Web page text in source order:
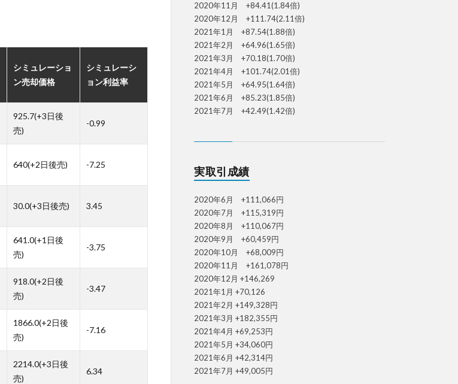
シミュレーショ
ン売却価格
シミュレーシ
ョン利益率
925.7(+3日後
売)
-0.99
640(+2日後売) -7.25
30.0(+3日後売) 3.45
641.0(+1日後
売)
-3.75
918.0(+2日後
売)
-3.47
1866.0(+2日後
売)
-7.16
2214.0(+3日後
売)
6.34
2020年11月 +84.41(1.84倍)
2020年12月 +111.74(2.11倍)
2021年1月 +87.54(1.88倍)
2021年2月 +64.96(1.65倍)
2021年3月 +70.18(1.70倍)
2021年4月 +101.74(2.01倍)
2021年5月 +64.95(1.64倍)
2021年6月 +85.23(1.85倍)
2021年7月 +42.49(1.42倍)
実取引成績
2020年6月 +111,066円
2020年7月 +115,319円
2020年8月 +110,067円
2020年9月 +60,459円
2020年10月 +68,009円
2020年11月 +161,078円
2020年12月 +146,269
2021年1月 +70,126
2021年2月 +149,328円
2021年3月 +182,355円
2021年4月 +69,253円
2021年5月 +34,060円
2021年6月 +42,314円
2021年7月 +49,005円